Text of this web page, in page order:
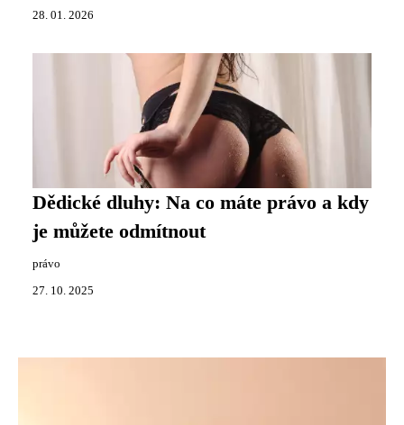
28. 01. 2026
Dědické dluhy: Na co máte právo a kdy
je můžete odmítnout
právo
27. 10. 2025